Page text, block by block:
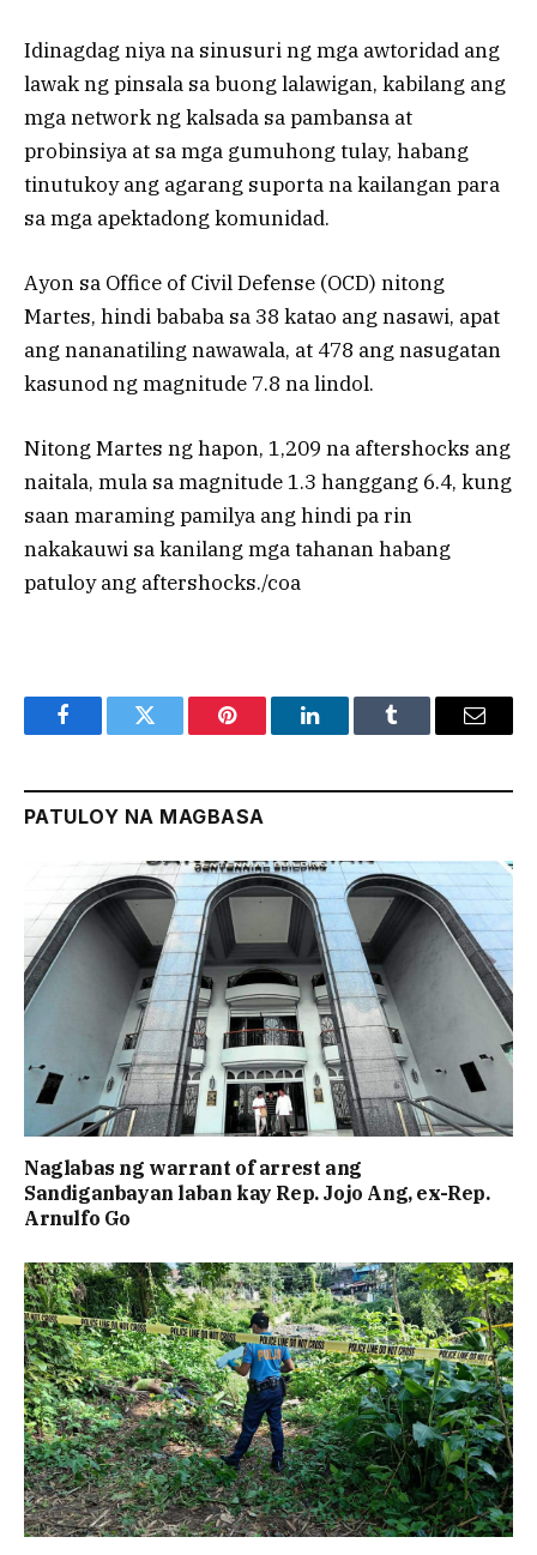
Idinagdag niya na sinusuri ng mga awtoridad ang
lawak ng pinsala sa buong lalawigan, kabilang ang
mga network ng kalsada sa pambansa at
probinsiya at sa mga gumuhong tulay, habang
tinutukoy ang agarang suporta na kailangan para
sa mga apektadong komunidad.
Ayon sa Office of Civil Defense (OCD) nitong
Martes, hindi bababa sa 38 katao ang nasawi, apat
ang nananatiling nawawala, at 478 ang nasugatan
kasunod ng magnitude 7.8 na lindol.
Nitong Martes ng hapon, 1,209 na aftershocks ang
naitala, mula sa magnitude 1.3 hanggang 6.4, kung
saan maraming pamilya ang hindi pa rin
nakakauwi sa kanilang mga tahanan habang
patuloy ang aftershocks./coa
FacebookTwitter Pinterest LinkedInTumblr Email
PATULOY NA MAGBASA
Naglabas ng warrant of arrest ang
Sandiganbayan laban kay Rep. Jojo Ang, ex-Rep.
Arnulfo Go